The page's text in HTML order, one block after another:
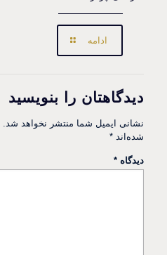
ادامه
دیدگاهتان را بنویسید
نشانی ایمیل شما منتشر نخواهد شد.
شده‌اند *
دیدگاه *